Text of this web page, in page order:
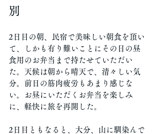
別
2日目の朝、民宿で美味しい朝食を頂い
て、しかも有り難いことにその日の昼
食用のお弁当まで持たせていただい
た。天候は朝から晴天で、清々しい気
分。前日の筋肉疲労もあまり感じな
い。お昼にいただくお弁当を楽しみ
に、軽快に旅を再開した。
2日目ともなると、大分、山に馴染んで